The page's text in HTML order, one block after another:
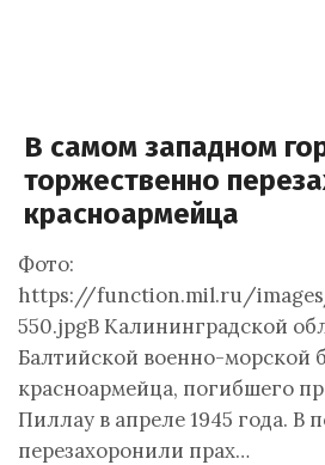
В самом западном
торжественно
красноармейца
Фото:
https://function.mil.ru/
550.jpgВ Калининградской
Балтийской военно-морской
красноармейца, погибшего
Пиллау в апреле 1945 года. В
перезахоронили прах…